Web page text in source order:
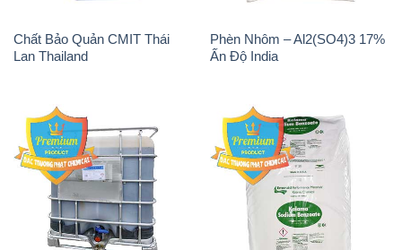
Chất Bảo Quản CMIT Thái
Lan Thailand
Phèn Nhôm – Al2(SO4)3 17%
Ấn Độ India